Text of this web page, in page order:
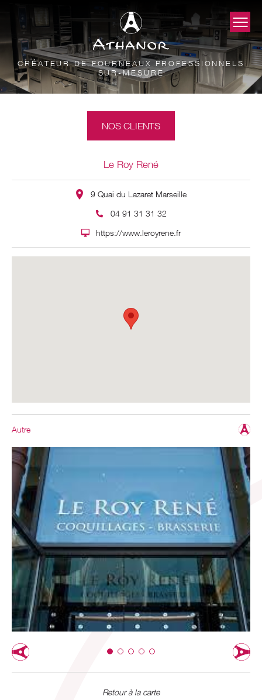
CRÉATEUR DE FOURNEAUX PROFESSIONNELS
SUR-MESURE
NOS CLIENTS
Le Roy René
9 Quai du Lazaret Marseille
04 91 31 31 32
https://www.leroyrene.fr
Autre
Retour à la carte